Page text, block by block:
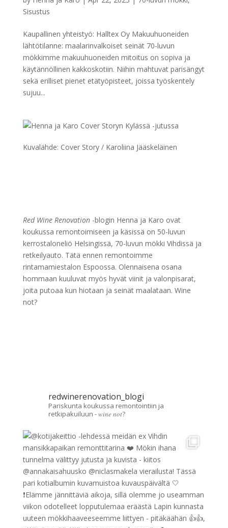
Sisustus
Kaupallinen yhteistyö: Halltex Oy Makuuhuoneiden
lähtötilanne: maalarinvalkoiset seinät 70-luvun
mökkimme makuuhuoneiden mitoitus on sopiva ja
käytännöllinen kakkoskotiin. Niihin mahtuvat parisängyt
sekä erilliset pienet etätyöpisteet, joissa työskentely
sujuu...
Kuvalähde: Cover Story / Karoliina Jääskeläinen
Red Wine Renovation-blogin Henna ja Karo ovat
koukussa remontoimiseen ja käsissä on 50-luvun
kerrostaloneliö Helsingissä, 70-luvun mökki Vihdissä ja
retkeilyauto. Tätä ennen remontoimme
rintamamiestalon Espoossa. Olennaisena osana
hommaan kuuluvat myös hyvät viinit ja valonpisarat,
joita putoaa kun hiotaan ja seinät maalataan. Wine
not?
redwinerenovation_blogi
Pariskunta koukussa remontointiin ja
retkipakuiluun - 𝑤𝑖𝑛𝑒 𝑛𝑜𝑡?